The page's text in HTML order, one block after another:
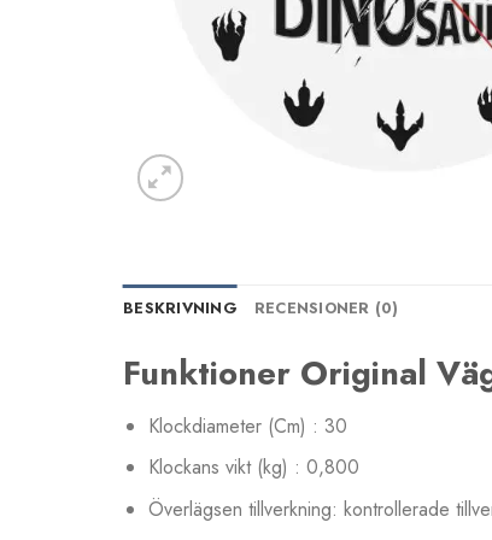
BESKRIVNING RECENSIONER (0)
Funktioner Original
Klockdiameter (Cm) : 30
Klockans vikt (kg) : 0,800
Överlägsen tillverkning: kontrollerade